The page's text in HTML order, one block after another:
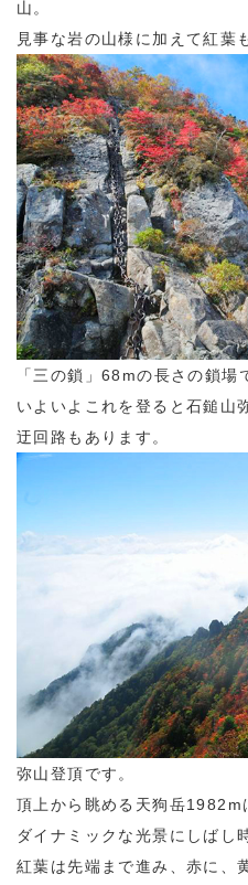
山。
見事な岩の山様に加えて紅葉
「三の鎖」68mの長さの鎖場
いよいよこれを登ると石鎚山
迂回路もあります。
弥山登頂です。
頂上から眺める天狗岳1982m
ダイナミックな光景にしばし
紅葉は先端まで進み、赤に、